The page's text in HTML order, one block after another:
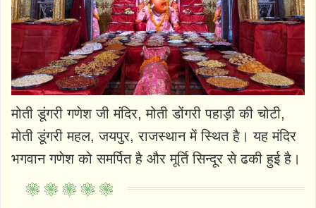
मोती डूंगरी गणेश जी मंदिर, मोती डोंगरी पहाड़ी की चोटी,
मोती डूंगरी महल, जयपुर, राजस्थान में स्थित है। यह मंदिर
भगवान गणेश को समर्पित है और मूर्ति सिन्दूर से ढकी हुई है।